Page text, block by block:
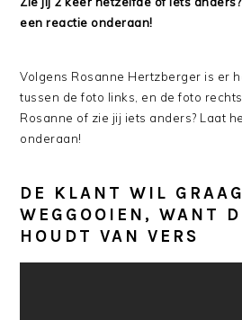
een reactie onderaan!
Volgens Rosanne Hertzberger is er
tussen de foto links, en de foto
Rosanne of zie jij iets anders? Laat
onderaan!
DE KLANT WIL
WEGGOOIEN, WANT
HOUDT VAN VERS